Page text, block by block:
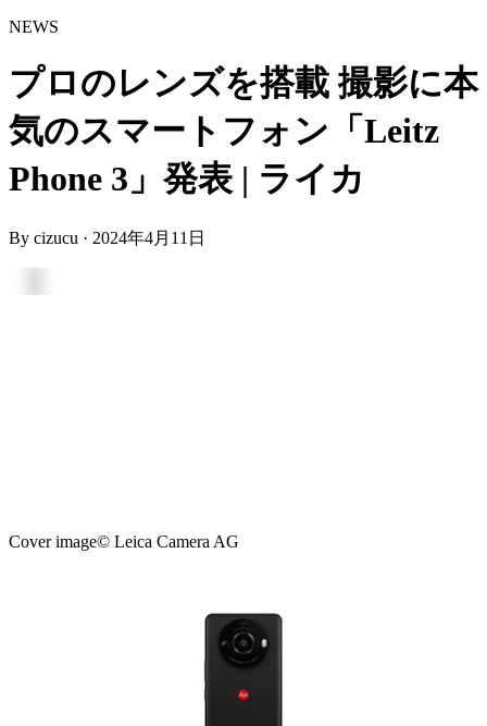
NEWS
プロのレンズを搭載 撮影に本
気のスマートフォン「Leitz
Phone 3」発表 | ライカ
By cizucu · 2024年4月11日
Cover image© Leica Camera AG